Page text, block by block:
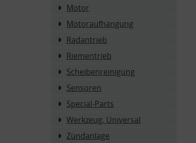
Motor
Motoraufhängung
Radantrieb
Riementrieb
Scheibenreinigung
Sensoren
Special-Parts
Werkzeug, Universal
Zündanlage